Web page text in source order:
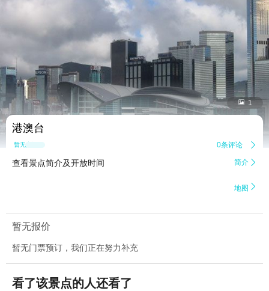
 1
港澳台
暂无点评 0条评论 
查看景点简介及开放时间 简介 
地图 
暂无报价
暂无门票预订，我们正在努力补充
看了该景点的人还看了